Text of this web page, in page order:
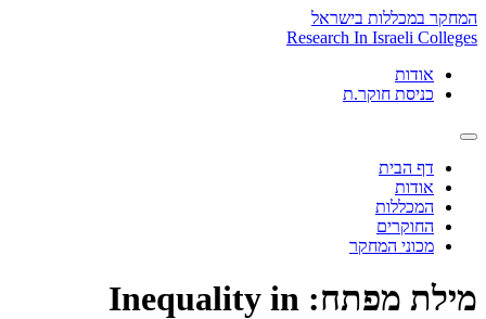
Skip
to
המחקר במכללות בישראל
Research In Israeli Colleges
אודות
כניסת חוקר.ת
דף הבית
אודות
המכללות
החוקרים
מכוני המחקר
מילת מפתח: Inequality in